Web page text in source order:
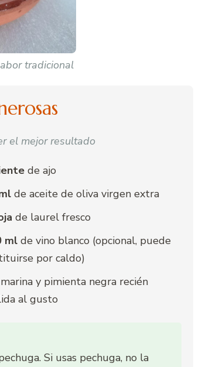
tradicional
el mejor resultado
de ajo
de aceite de oliva virgen extra
de laurel fresco
ml de vino blanco (opcional, puede
por caldo)
y pimienta negra recién
al gusto
Si usas pechuga, no la